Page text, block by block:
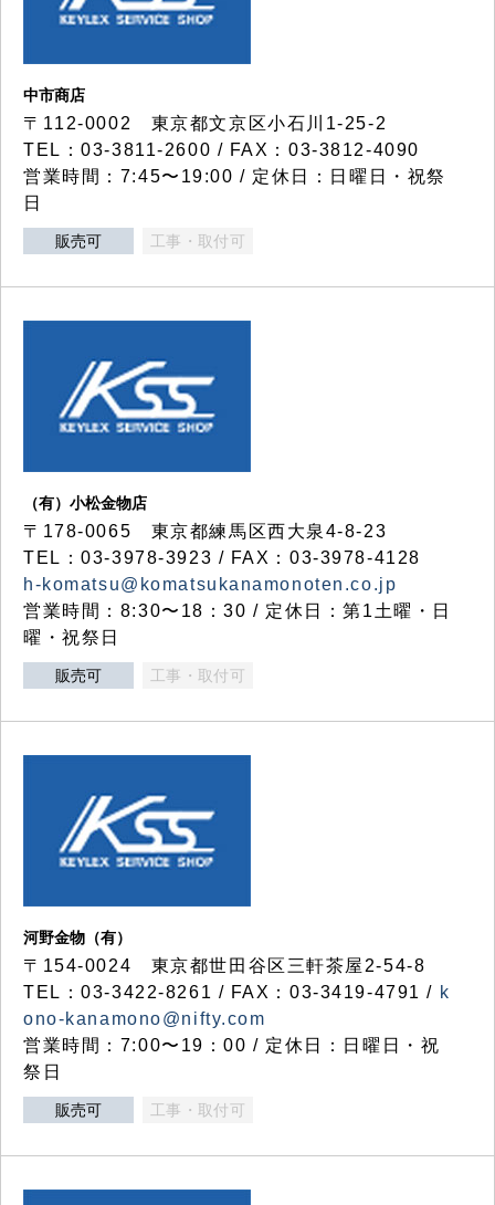
中市商店
〒112-0002 東京都文京区小石川1-25-2
TEL：03-3811-2600 / FAX：03-3812-4090
営業時間：7:45〜19:00 / 定休日：日曜日・祝祭
日
販売可 工事・取付可
（有）小松金物店
〒178-0065 東京都練馬区西大泉4-8-23
TEL：03-3978-3923 / FAX：03-3978-4128
h-komatsu@komatsukanamonoten.co.jp
営業時間：8:30〜18：30 / 定休日：第1土曜・日
曜・祝祭日
販売可 工事・取付可
河野金物（有）
〒154-0024 東京都世田谷区三軒茶屋2-54-8
TEL：03-3422-8261 / FAX：03-3419-4791 / k
ono-kanamono@nifty.com
営業時間：7:00〜19：00 / 定休日：日曜日・祝
祭日
販売可 工事・取付可